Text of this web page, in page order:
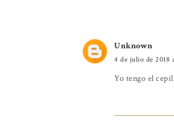
Unknown
4 de julio de 2018
Yo tengo el